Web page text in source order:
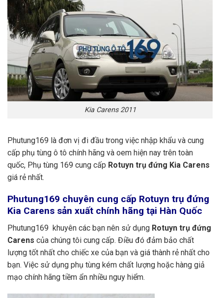
Kia Carens 2011
Phutung169 là đơn vị đi đầu trong việc nhập khẩu và cung
cấp phụ tùng ô tô chính hãng và oem hiện nay trên toàn
quốc, Phụ tùng 169 cung cấp Rotuyn trụ đứng Kia Carens
giá rẻ nhất.
Phutung169 chuyên cung cấp Rotuyn trụ đứng
Kia Carens sản xuất chính hãng tại Hàn Quốc
Phutung169 khuyên các bạn nên sử dụng Rotuyn trụ đứng
Carens của chúng tôi cung cấp. Điều đó đảm bảo chất
lượng tốt nhất cho chiếc xe của bạn và giá thành rẻ nhất cho
bạn. Việc sử dụng phụ tùng kém chất lượng hoặc hàng giả
mạo chính hãng tiềm ẩn nhiều nguy hiểm.